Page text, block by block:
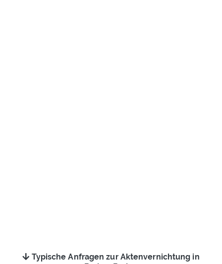
Typische Anfragen zur Aktenvernichtung in